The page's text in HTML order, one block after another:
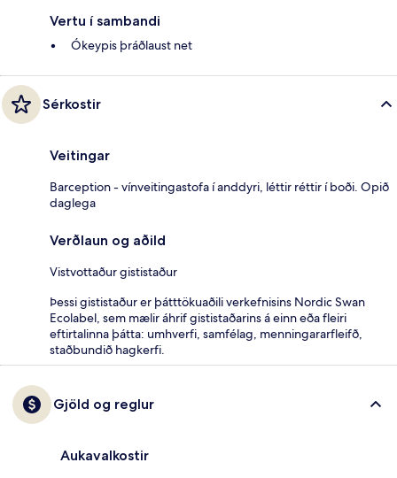
Vertu í sambandi
Ókeypis þráðlaust net
Sérkostir
Veitingar
Barception - vínveitingastofa í anddyri, léttir réttir í boði. Opið
daglega
Verðlaun og aðild
Vistvottaður gististaður
Þessi gististaður er þátttökuaðili verkefnisins Nordic Swan
Ecolabel, sem mælir áhrif gististaðarins á einn eða fleiri
eftirtalinna þátta: umhverfi, samfélag, menningararfleifð,
staðbundið hagkerfi.
Gjöld og reglur
Aukavalkostir